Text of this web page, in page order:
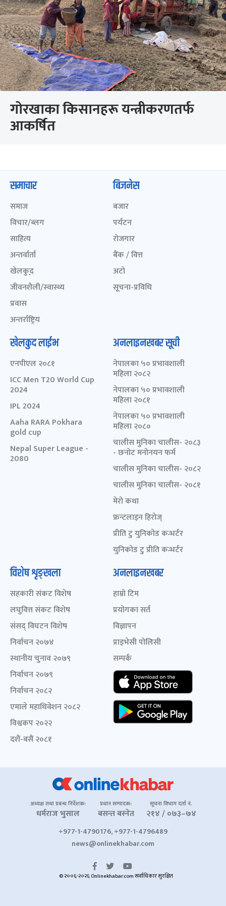
गोरखाका किसानहरू यन्त्रीकरणतर्फ
आकर्षित
समाचार
समाज
विचार/ब्लग
साहित्य
अन्तर्वार्ता
खेलकुद़़
जीवनशैली/स्वास्थ्य
प्रवास
अन्तर्राष्ट्रिय
बिजनेस
बजार
पर्यटन
रोजगार
बैंक / वित्त
अटो
सूचना-प्रविधि
खेलकुद लाईभ
एनपीएल २०८१
ICC Men T20 World Cup
2024
IPL 2024
Aaha RARA Pokhara
gold cup
Nepal Super League -
2080
अनलाइनखबर सूची
नेपालका ५० प्रभावशाली
महिला २०८२
नेपालका ५० प्रभावशाली
महिला २०८१
नेपालका ५० प्रभावशाली
महिला २०८०
चालीस मुनिका चालीस- २०८३
- छनोट मनोनयन फर्म
चालीस मुनिका चालीस- २०८२
चालीस मुनिका चालीस- २०८१
मेरो कथा
फ्रन्टलाइन हिरोज्
प्रीति टु युनिकोड कन्भर्टर
युनिकोड टु प्रीति कन्भर्टर
विशेष शृङ्खला
सहकारी संकट विशेष
लघुवित्त संकट विशेष
संसद् विघटन विशेष
निर्वाचन २०७४
स्थानीय चुनाव २०७९
निर्वाचन २०७९
निर्वाचन २०८२
एमाले महाधिवेशन २०८२
विश्वकप २०२२
दशैं-बसैं २०८१
अनलाइनखबर
हाम्रो टिम
प्रयोगका सर्त
विज्ञापन
प्राइभेसी पोलिसी
सम्पर्क
अध्यक्ष तथा प्रबन्ध निर्देशक:
धर्मराज भुसाल
प्रधान सम्पादक:
बसन्त बस्नेत
सूचना विभाग दर्ता नं.
२१४ / ०७३–७४
+977-1-4790176, +977-1-4796489
news@onlinekhabar.com
© २००६-२०२६ Onlinekhabar.com सर्वाधिकार सुरक्षित